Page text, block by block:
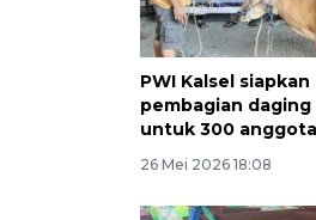
PWI Kalsel siapkan
pembagian daging
untuk 300 anggota
26 Mei 2026 18:08